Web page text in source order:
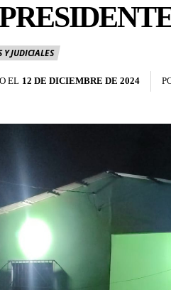
Y JUDICIALES
EL 12 DE DICIEMBRE DE 2024